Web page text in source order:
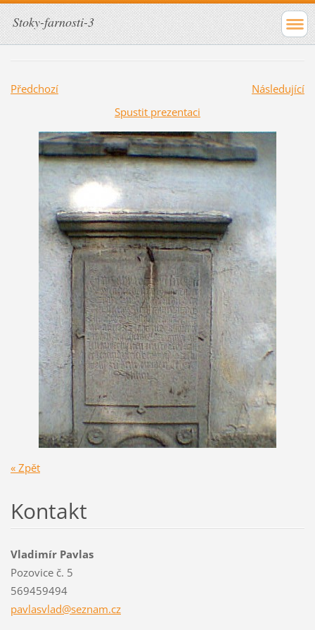
Stoky-farnosti-3
Předchozí
Následující
Spustit prezentaci
« Zpět
Kontakt
Vladimír Pavlas
Pozovice č. 5
569459494
pavlasvlad@seznam.cz